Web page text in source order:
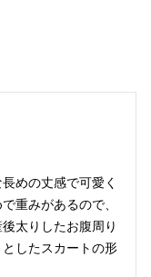
めの丈感で可愛く
重みがあるので、
太りしたお腹周り
したスカートの形